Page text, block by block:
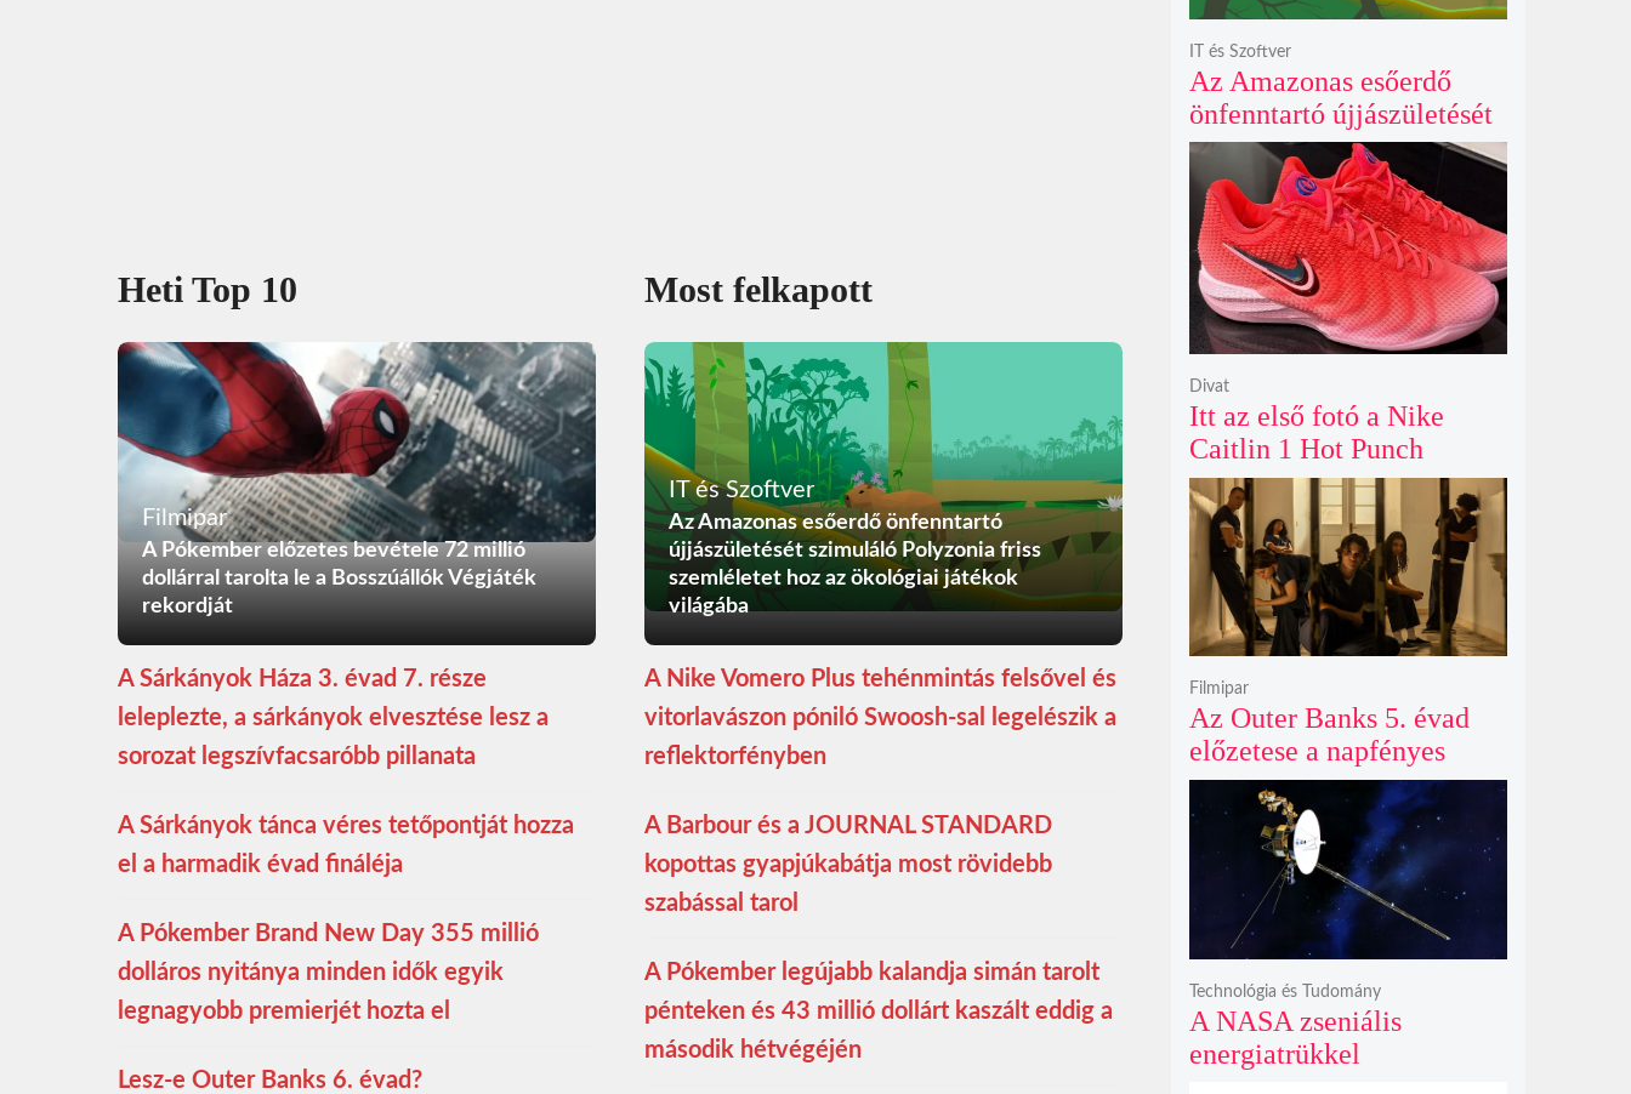
Heti Top 10
Filmipar
A Pókember előzetes bevétele 72 millió
dollárral tarolta le a Bosszúállók Végjáték
rekordját
A Sárkányok Háza 3. évad 7. része
leleplezte, a sárkányok elvesztése lesz a
sorozat legszívfacsaróbb pillanata
A Sárkányok tánca véres tetőpontját hozza
el a harmadik évad fináléja
A Pókember Brand New Day 355 millió
dolláros nyitánya minden idők egyik
legnagyobb premierjét hozta el
Lesz-e Outer Banks 6. évad?
Most felkapott
IT és Szoftver
Az Amazonas esőerdő önfenntartó
újjászületését szimuláló Polyzonia friss
szemléletet hoz az ökológiai játékok
világába
A Nike Vomero Plus tehénmintás felsővel és
vitorlavászon póniló Swoosh-sal legelészik a
reflektorfényben
A Barbour és a JOURNAL STANDARD
kopottas gyapjúkabátja most rövidebb
szabással tarol
A Pókember legújabb kalandja simán tarolt
pénteken és 43 millió dollárt kaszált eddig a
második hétvégéjén
Az Amazonas esőerdő
önfenntartó újjászületését
szimuláló Polyzonia friss
szemléletet hoz az
ökológiai játékok világába
IT és Szoftver
Itt az első fotó a Nike
Caitlin 1 Hot Punch
cipőjéről brutálisan ütős
színben
Divat
Az Outer Banks 5. évad
előzetese a napfényes
kalandok helyett
kíméletlen
bosszúhadjáratot ígér
Filmipar
A NASA zseniális
energiatrükkel
Technológia és Tudomány